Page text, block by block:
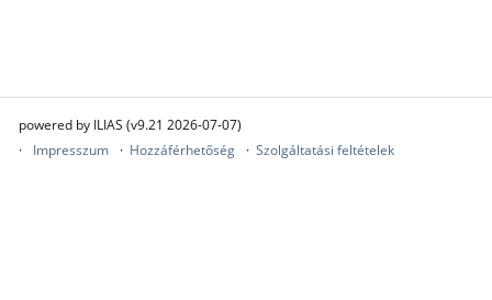
powered by ILIAS (v9.21 2026-07-07)
Impresszum
Hozzáférhetőség Szolgáltatási feltételek